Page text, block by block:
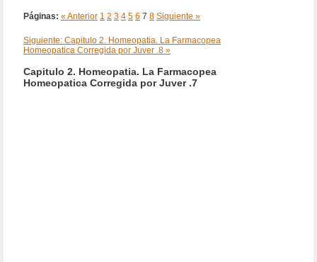
Páginas: « Anterior 1 2 3 4 5 6 7 8 Siguiente »
Siguiente: Capitulo 2. Homeopatia. La Farmacopea
Homeopatica Corregida por Juver .8 »
Capitulo 2. Homeopatia. La Farmacopea
Homeopatica Corregida por Juver .7